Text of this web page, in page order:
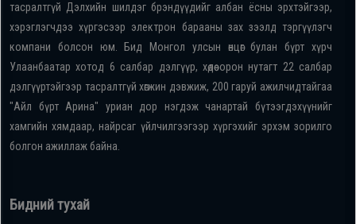
тасралтгүй Дэлхийн шилдэг брэндүүдийг албан ёсны эрхтэйгээр,
хэрэглэгчдээ хүргэсээр электрон барааны зах зээлд тэргүүлэгч
компани болсон юм. Бид Монгол улсын өнцөг булан бүрт хүрч
Улаанбаатар хотод 6 салбар дэлгүүр, хөдөө орон нутагт 22 салбар
дэлгүүртэйгээр тасралтгүй хөгжин дэвжиж, 200 гаруй ажилчидтайгаа
"Айл бүрт Арина" уриан дор нэгдэж чанартай бүтээгдэхүүнийг
хамгийн хямдаар, найрсаг үйлчилгээгээр хүргэхийг эрхэм зорилго
болгон ажиллаж байна.
Бидний тухай